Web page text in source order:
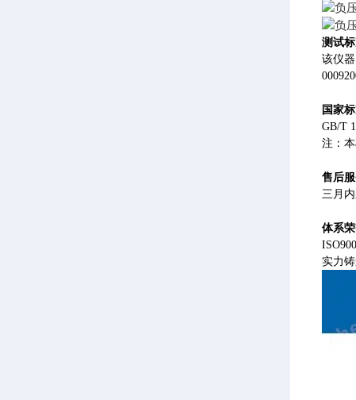
测试
该仪
国家
GB/T
注：
售后
三月
体系
实力